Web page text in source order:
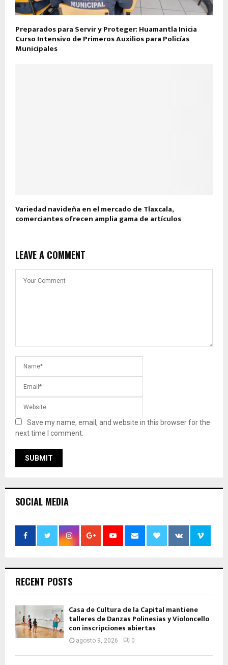
Preparados para Servir y Proteger: Huamantla Inicia
Curso Intensivo de Primeros Auxilios para Policías
Municipales
Variedad navideña en el mercado de Tlaxcala,
comerciantes ofrecen amplia gama de artículos
LEAVE A COMMENT
Save my name, email, and website in this browser for the
next time I comment.
SOCIAL MEDIA
RECENT POSTS
Casa de Cultura de la Capital mantiene
talleres de Danzas Polinesias y Violoncello
con inscripciones abiertas
agosto 9, 2026 0